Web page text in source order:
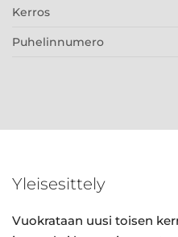
Kerros
Puhelinnumero
Yleisesittely
Vuokrataan uusi toisen